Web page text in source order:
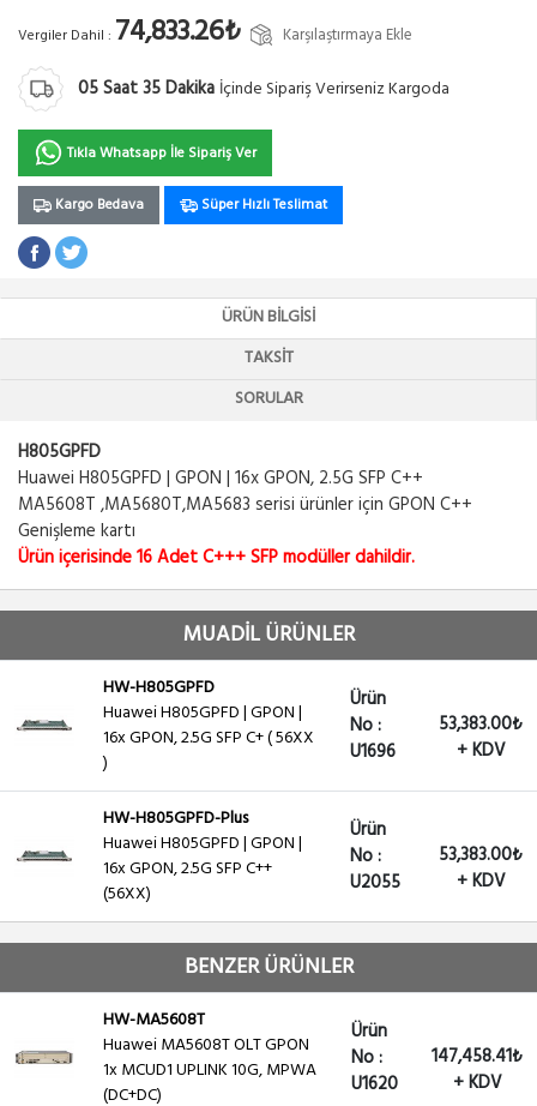
Vergiler Dahil : 74,833.26₺ Karşılaştırmaya Ekle
05Saat35Dakika İçinde Sipariş Verirseniz Kargoda
Tıkla Whatsapp İle Sipariş Ver
Kargo Bedava Süper Hızlı Teslimat
ÜRÜN BILGISI
TAKSIT
SORULAR
H805GPFD
Huawei H805GPFD | GPON | 16x GPON, 2.5G SFP C++
MA5608T ,MA5680T,MA5683 serisi ürünler için GPON C++
Genişleme kartı
Ürün içerisinde 16 Adet C+++ SFP modüller dahildir.
MUADİL ÜRÜNLER
HW-H805GPFD
Huawei H805GPFD | GPON |
16x GPON, 2.5G SFP C+ ( 56XX
)
Ürün
No :
U1696
53,383.00₺
+ KDV
HW-H805GPFD-Plus
Huawei H805GPFD | GPON |
16x GPON, 2.5G SFP C++
(56XX)
Ürün
No :
U2055
53,383.00₺
+ KDV
BENZER ÜRÜNLER
HW-MA5608T
Huawei MA5608T OLT GPON
1x MCUD1 UPLINK 10G, MPWA
(DC+DC)
Ürün
No :
U1620
147,458.41₺
+ KDV